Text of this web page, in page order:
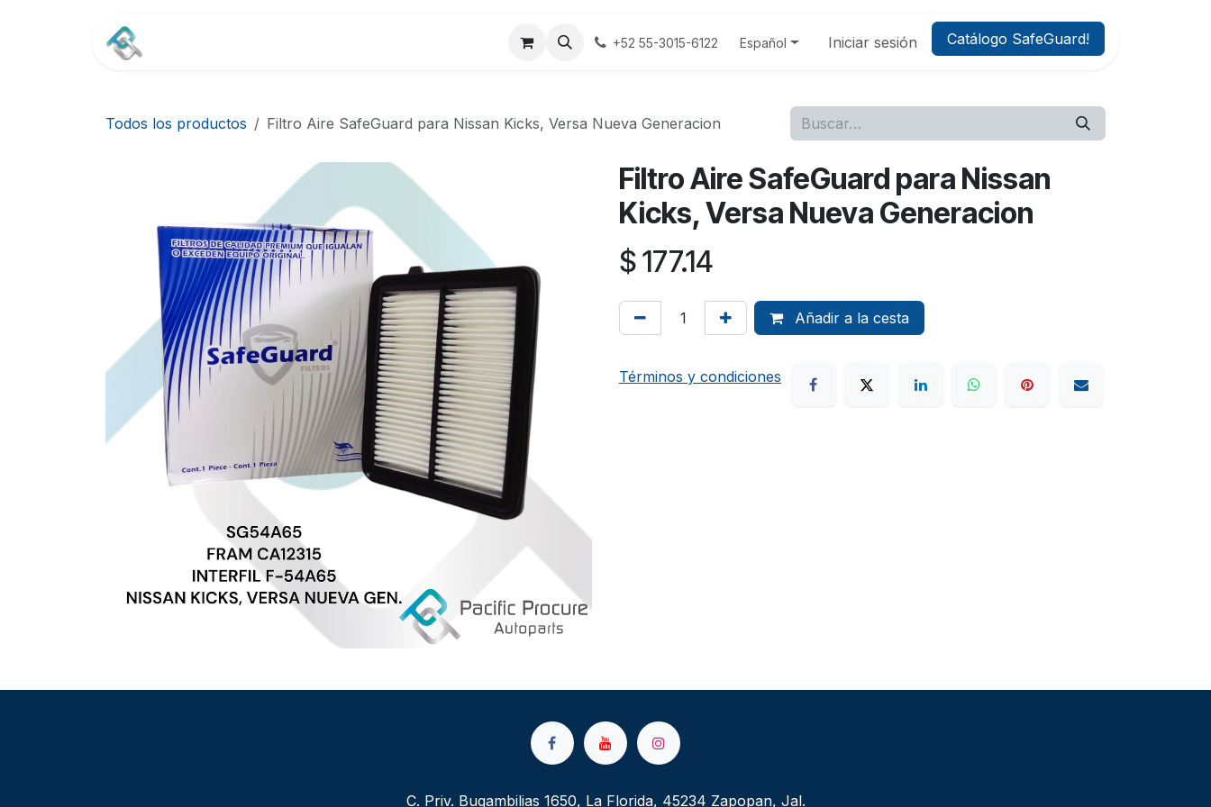
Terminos y Condiciones Aviso Privacidad
+52 55-3015-6122 Español Iniciar sesión Catálogo SafeGuard!
Todos los productos Filtro Aire SafeGuard para Nissan Kicks, Versa Nueva Generacion
Filtro Aire SafeGuard para Nissan
Kicks, Versa Nueva Generacion
$177.14
Añadir a la cesta
Términos y condiciones
C. Priv. Bugambilias 1650, La Florida, 45234 Zapopan, Jal.